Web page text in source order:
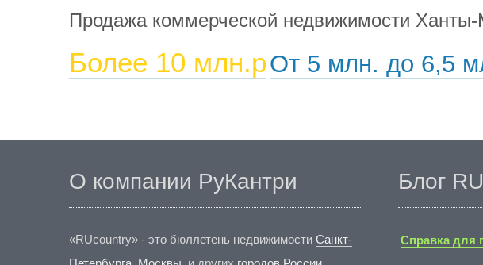
Продажа коммерческой недвижимости
Более 10 млн.рОт 5 млн. до 6,5
О компании РуКантри
«RUcountry» - это бюллетень недвижимости Санкт-
Блог
Справка для